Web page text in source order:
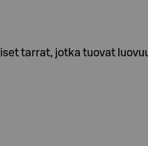
tarrat, jotka tuovat